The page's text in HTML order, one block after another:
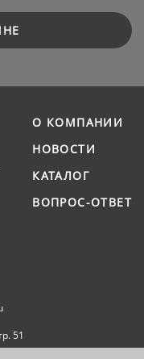
О КОМПАНИИ
НОВОСТИ
КАТАЛОГ
ВОПРОС-ОТВЕТ
51